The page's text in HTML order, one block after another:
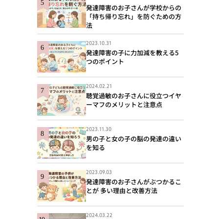
発達障害のお子さんが学校からの
「持ち帰り忘れ」を防ぐための方
法
2023.10.31
発達障害の子に力加減を教える5
つのポイント
2024.02.21
聴覚過敏のお子さんに役立つイヤ
ーマフのメリットと注意点
2023.11.30
男の子と女の子の脳の発達の違い
を知る
2023.09.03
発達障害のお子さんがぶつかるこ
とが 多い理由と改善方法
2024.03.22